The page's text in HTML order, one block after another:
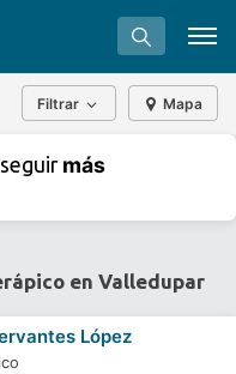
Filtrar Mapa
más
en Valledupar
López